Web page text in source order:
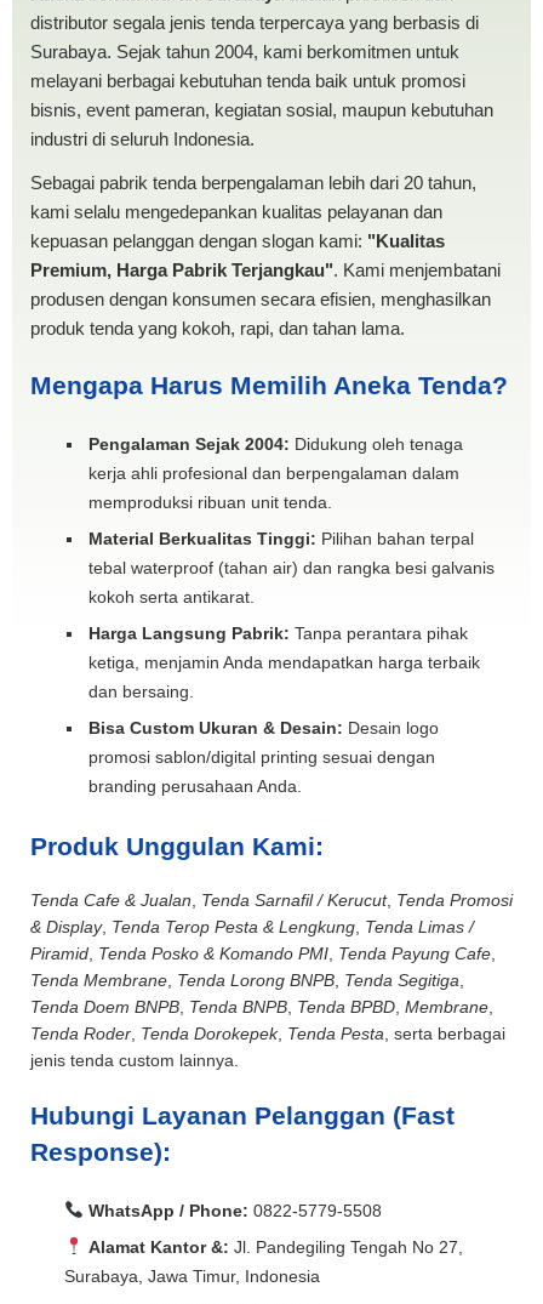
distributor segala jenis tenda terpercaya yang berbasis di
Surabaya. Sejak tahun 2004, kami berkomitmen untuk
melayani berbagai kebutuhan tenda baik untuk promosi
bisnis, event pameran, kegiatan sosial, maupun kebutuhan
industri di seluruh Indonesia.
Sebagai pabrik tenda berpengalaman lebih dari 20 tahun,
kami selalu mengedepankan kualitas pelayanan dan
kepuasan pelanggan dengan slogan kami: "Kualitas
Premium, Harga Pabrik Terjangkau". Kami menjembatani
produsen dengan konsumen secara efisien, menghasilkan
produk tenda yang kokoh, rapi, dan tahan lama.
Mengapa Harus Memilih Aneka Tenda?
Pengalaman Sejak 2004: Didukung oleh tenaga
kerja ahli profesional dan berpengalaman dalam
memproduksi ribuan unit tenda.
Material Berkualitas Tinggi: Pilihan bahan terpal
tebal waterproof (tahan air) dan rangka besi galvanis
kokoh serta antikarat.
Harga Langsung Pabrik: Tanpa perantara pihak
ketiga, menjamin Anda mendapatkan harga terbaik
dan bersaing.
Bisa Custom Ukuran & Desain: Desain logo
promosi sablon/digital printing sesuai dengan
branding perusahaan Anda.
Produk Unggulan Kami:
Tenda Cafe & Jualan Tenda Sarnafil / Kerucut, Tenda Promosi
& Display, Tenda Terop Pesta & Lengkung Tenda Limas /
Piramid Tenda Posko & Komando PMI Tenda Payung Cafe
Tenda Membrane Tenda Lorong BNPB Tenda Segitiga
Tenda Doem BNPB Tenda BNPB Tenda BPBD Membrane
Tenda Roder Tenda Dorokepek, Tenda Pesta , serta berbagai
jenis tenda custom lainnya.
Hubungi Layanan Pelanggan (Fast
Response):
WhatsApp / Phone: 0822-5779-5508
Alamat Kantor &: Jl. Pandegiling Tengah No 27,
Surabaya, Jawa Timur, Indonesia